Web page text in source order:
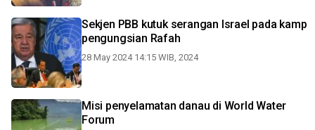
Sekjen PBB kutuk serangan Israel pada kamp
pengungsian Rafah
28 May 2024 14:15 WIB, 2024
Misi penyelamatan danau di World Water
Forum